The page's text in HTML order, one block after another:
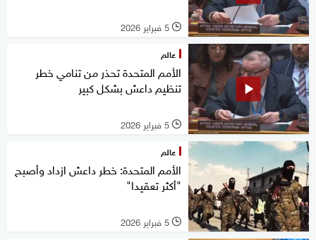
l 5 فبراير 2026
عالم
الأمم المتحدة تحذر من تنامي خطر
تنظيم داعش بشكل كبير
l 5 فبراير 2026
عالم
الأمم المتحدة: خطر داعش ازداد وأصبح
"أكثر تعقيدا"
l 5 فبراير 2026